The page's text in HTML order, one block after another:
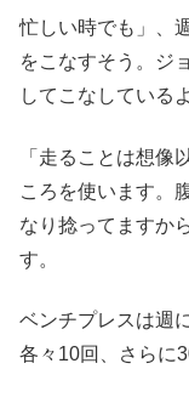
忙しい時でも」、
をこなすそう。ジ
してこなしている
「走ることは想像
ころを使います。
なり捻ってますか
す。
ベンチプレスは週
各々10回、さらに